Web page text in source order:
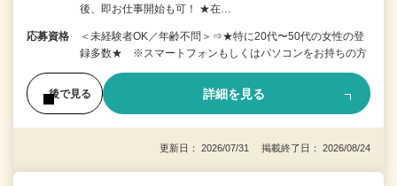
後、即お仕事開始も可！ ★在…
応募資格
＜未経験者OK／年齢不問＞⇒★特に20代〜50代の女性の登
録多数★ ※スマートフォンもしくはパソコンをお持ちの方
後で見る 詳細を見る
更新日： 2026/07/31 掲載終了日： 2026/08/24